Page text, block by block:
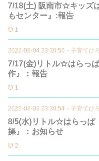
7/18(土) 阪南市☆キッズ
もセンター』:報告
1
2026-08-04 23:30:56 ・ 子育てひろ
7/17(金)リトル☆はらっ
作』：報告
1
2026-08-03 23:30:54 ・ 子育てひろ
8/5(水)リトル☆はらっぱ
操』：お知らせ
2